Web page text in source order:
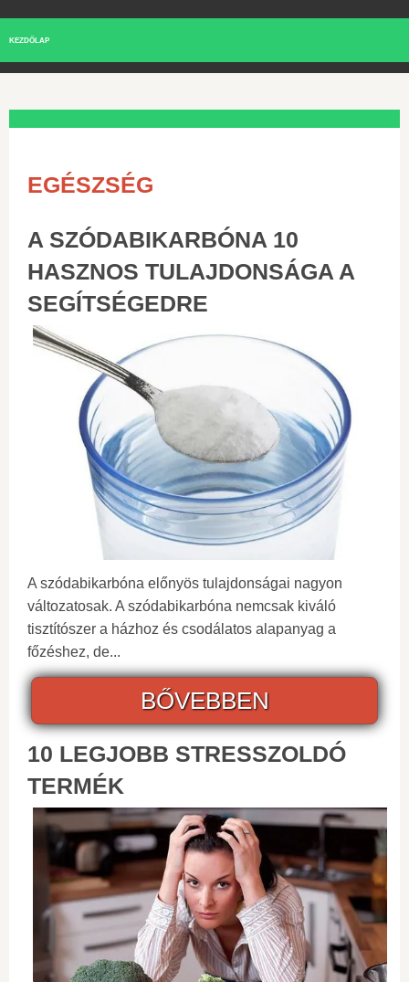
KEZDŐLAP
EGÉSZSÉG
A SZÓDABIKARBÓNA 10
HASZNOS TULAJDONSÁGA A
SEGÍTSÉGEDRE
A szódabikarbóna előnyös tulajdonságai nagyon
változatosak. A szódabikarbóna nemcsak kiváló
tisztítószer a házhoz és csodálatos alapanyag a
főzéshez, de...
BŐVEBBEN
10 LEGJOBB STRESSZOLDÓ
TERMÉK